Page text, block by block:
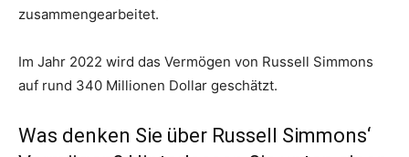
zusammengearbeitet.
Im Jahr 2022 wird das Vermögen von Russell Simmons
auf rund 340 Millionen Dollar geschätzt.
Was denken Sie über Russell Simmons‘